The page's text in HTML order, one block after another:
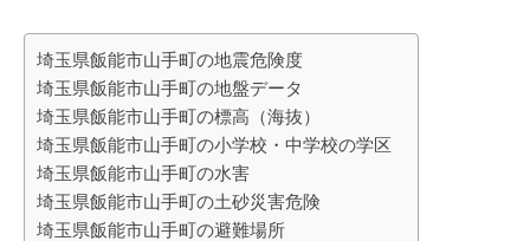
埼玉県飯能市山手町の地震危険度
埼玉県飯能市山手町の地盤データ
埼玉県飯能市山手町の標高（海抜）
埼玉県飯能市山手町の小学校・中学校の学区
埼玉県飯能市山手町の水害
埼玉県飯能市山手町の土砂災害危険
埼玉県飯能市山手町の避難場所